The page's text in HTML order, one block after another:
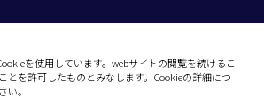
を使用しています。webサイトの閲覧を続けるこ
とを許可したものとみなします。Cookieの詳細につ
い。Matsuyama, Ehime 790-